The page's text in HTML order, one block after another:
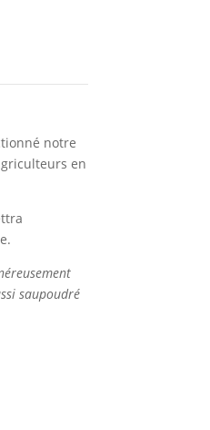
notre
en
saupoudré